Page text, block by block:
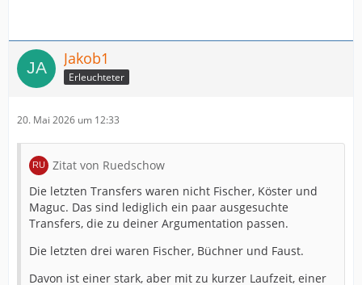
Jakob1
Erleuchteter
20. Mai 2026 um 12:33
Zitat von Ruedschow
Die letzten Transfers waren nicht Fischer, Köster und
Maguc. Das sind lediglich ein paar ausgesuchte
Transfers, die zu deiner Argumentation passen.
Die letzten drei waren Fischer, Büchner und Faust.
Davon ist einer stark, aber mit zu kurzer Laufzeit, einer